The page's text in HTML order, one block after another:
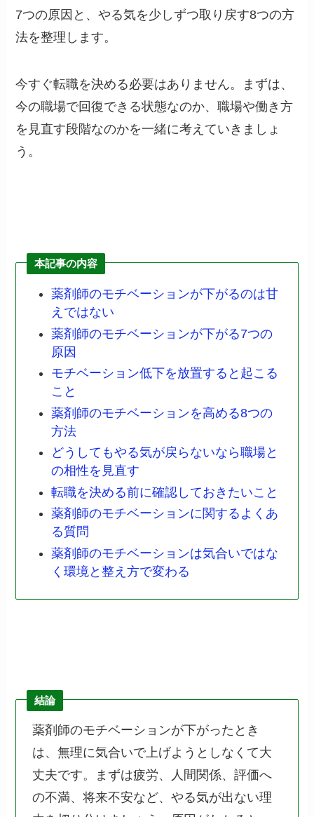
7つの原因と、やる気を少しずつ取り戻す8つの方
法を整理します。
今すぐ転職を決める必要はありません。まずは、
今の職場で回復できる状態なのか、職場や働き方
を見直す段階なのかを一緒に考えていきましょ
う。
本記事の内容
薬剤師のモチベーションが下がるのは甘
えではない
薬剤師のモチベーションが下がる7つの
原因
モチベーション低下を放置すると起こる
こと
薬剤師のモチベーションを高める8つの
方法
どうしてもやる気が戻らないなら職場と
の相性を見直す
転職を決める前に確認しておきたいこと
薬剤師のモチベーションに関するよくあ
る質問
薬剤師のモチベーションは気合いではな
く環境と整え方で変わる
結論
薬剤師のモチベーションが下がったとき
は、無理に気合いで上げようとしなくて大
丈夫です。まずは疲労、人間関係、評価へ
の不満、将来不安など、やる気が出ない理